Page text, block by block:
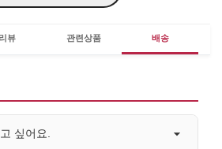
리뷰 관련상품 배송
싶어요.